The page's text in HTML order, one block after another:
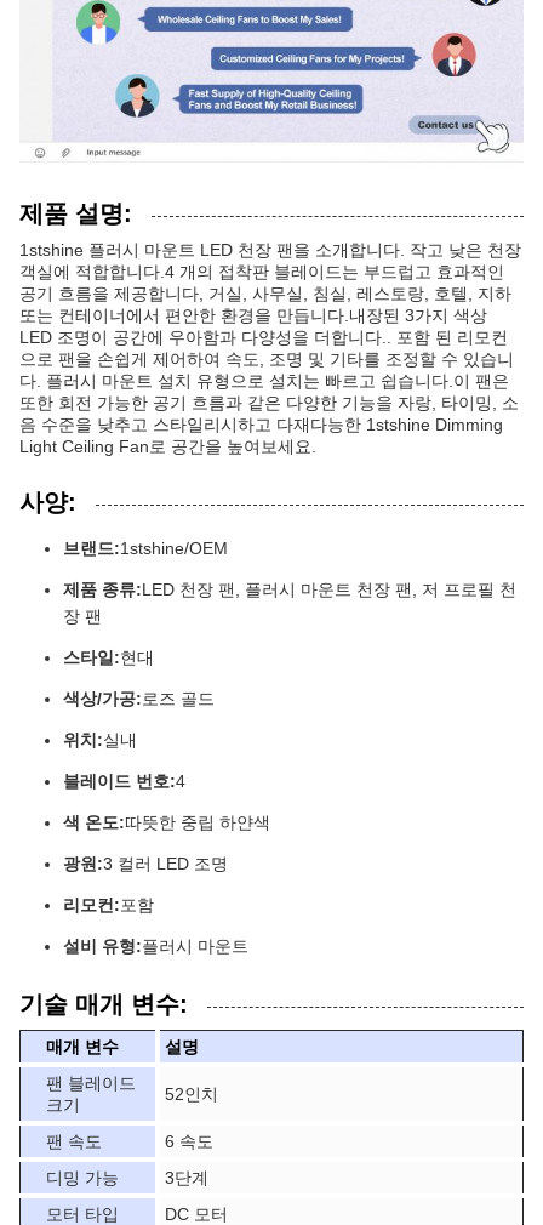
제품 설명:
1stshine 플러시 마운트 LED 천장 팬을 소개합니다. 작고 낮은 천장
객실에 적합합니다.4 개의 접착판 블레이드는 부드럽고 효과적인
공기 흐름을 제공합니다, 거실, 사무실, 침실, 레스토랑, 호텔, 지하
또는 컨테이너에서 편안한 환경을 만듭니다.내장된 3가지 색상
LED 조명이 공간에 우아함과 다양성을 더합니다.. 포함 된 리모컨
으로 팬을 손쉽게 제어하여 속도, 조명 및 기타를 조정할 수 있습니
다. 플러시 마운트 설치 유형으로 설치는 빠르고 쉽습니다.이 팬은
또한 회전 가능한 공기 흐름과 같은 다양한 기능을 자랑, 타이밍, 소
음 수준을 낮추고 스타일리시하고 다재다능한 1stshine Dimming
Light Ceiling Fan로 공간을 높여보세요.
사양:
브랜드:1stshine/OEM
제품 종류:LED 천장 팬, 플러시 마운트 천장 팬, 저 프로필 천
장 팬
스타일:현대
색상/가공:로즈 골드
위치:실내
블레이드 번호:4
색 온도:따뜻한 중립 하얀색
광원:3 컬러 LED 조명
리모컨:포함
설비 유형:플러시 마운트
기술 매개 변수:
매개 변수
설명
팬 블레이드
크기
52인치
팬 속도
6 속도
디밍 가능
3단계
모터 타입
DC 모터